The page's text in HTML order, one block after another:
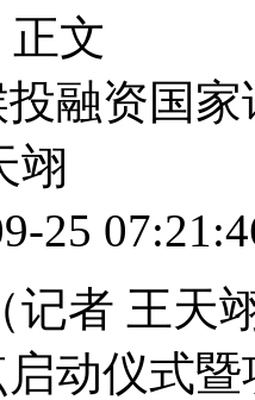
正文
融资国
翊
25
记者 王天
动仪式